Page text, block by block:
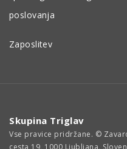
poslovanja
Zaposlitev
Skupina Triglav
Vse pravice pridržane. ©
cesta 19, 1000 Ljubljana,